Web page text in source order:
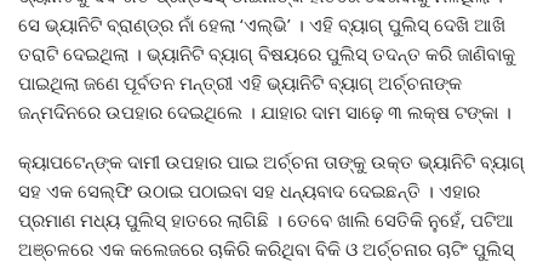
ସେ ଭ୍ୟାନିଟି ବ୍ରାଣ୍ଡ୍‌ର ନାଁ ହେଲା ‘ଏଲ୍‌ଭି’ । ଏହି ବ୍ୟାଗ୍ ପୁଲିସ୍ ଦେଖି ଆଖି
ତରାଟି ଦେଇଥିଲା । ଭ୍ୟାନିଟି ବ୍ୟାଗ୍ ବିଷୟରେ ପୁଲିସ୍ ତଦନ୍ତ କରି ଜାଣିବାକୁ
ପାଇଥିଲା ଜଣେ ପୂର୍ବତନ ମନ୍ତ୍ରୀ ଏହି ଭ୍ୟାନିଟି ବ୍ୟାଗ୍ ଅର୍ଚ୍ଚନାଙ୍କ
ଜନ୍ମଦିନରେ ଉପହାର ଦେଇଥିଲେ । ଯାହାର ଦାମ ସାଢ଼େ ୩ ଲକ୍ଷ ଟଙ୍କା ।
କ୍ୟାପଟେନ୍‌ଙ୍କ ଦାମୀ ଉପହାର ପାଇ ଅର୍ଚ୍ଚନା ତାଙ୍କୁ ଉକ୍ତ ଭ୍ୟାନିଟି ବ୍ୟାଗ୍
ସହ ଏକ ସେଲ୍ଫି ଉଠାଇ ପଠାଇବା ସହ ଧନ୍ୟବାଦ ଦେଇଛନ୍ତି । ଏହାର
ପ୍ରମାଣ ମଧ୍ୟ ପୁଲିସ୍ ହାତରେ ଲାଗିଛି । ତେବେ ଖାଲି ସେତିକି ନୁହେଁ, ପଟିଆ
ଅଞ୍ଚଳରେ ଏକ କଲେଜରେ ଚାକିରି କରିଥିବା ବିକି ଓ ଅର୍ଚ୍ଚନାର ଚାଟିଂ ପୁଲିସ୍